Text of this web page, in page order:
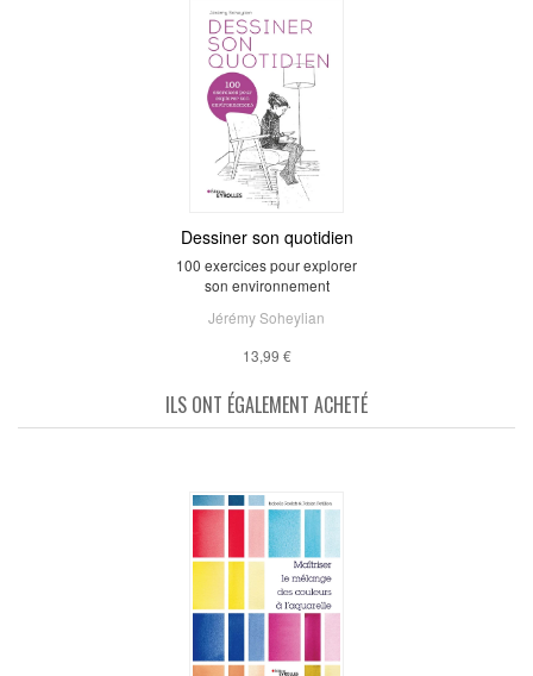
Dessiner son quotidien
100 exercices pour explorer
son environnement
Jérémy Soheylian
13,99 €
ILS ONT ÉGALEMENT ACHETÉ